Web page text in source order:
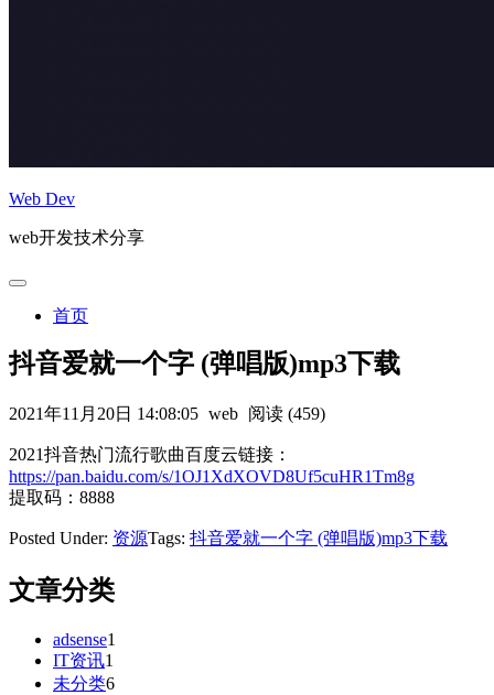
Web Dev
web开发技术分享
首页
抖音爱就一个字 (弹唱版)mp3下载
2021年11月20日 14:08:05 web 阅读 (459)
2021抖音热门流行歌曲百度云链接：
https://pan.baidu.com/s/1OJ1XdXOVD8Uf5cuHR1Tm8g
提取码：8888
Posted Under: 资源Tags: 抖音爱就一个字 (弹唱版)mp3下载
文章分类
adsense1
IT资讯1
未分类6